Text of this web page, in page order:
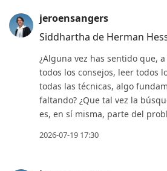
jeroensangers
Siddhartha de Herman
¿Alguna vez has sentido que,
todos los consejos, leer todos
todas las técnicas, algo
faltando? ¿Que tal vez la
es, en sí misma, parte del
2026-07-19 17:30